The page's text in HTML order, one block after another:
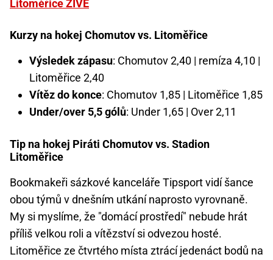
Litoměřice ŽIVĚ
Kurzy na hokej Chomutov vs. Litoměřice
Výsledek zápasu: Chomutov 2,40 | remíza 4,10 |
Litoměřice 2,40
Vítěz do konce: Chomutov 1,85 | Litoměřice 1,85
Under/over 5,5 gólů: Under 1,65 | Over 2,11
Tip na hokej Piráti Chomutov vs. Stadion
Litoměřice
Bookmakeři sázkové kanceláře Tipsport vidí šance
obou týmů v dnešním utkání naprosto vyrovnaně.
My si myslíme, že "domácí prostředí" nebude hrát
příliš velkou roli a vítězství si odvezou hosté.
Litoměřice ze čtvrtého místa ztrácí jedenáct bodů na